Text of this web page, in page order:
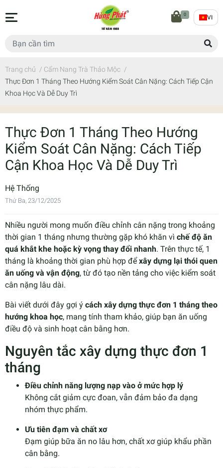
0 VI
Trang chủ / Cẩm Nang Trà Thảo Mộc /
Thực Đơn 1 Tháng Theo Hướng Kiểm Soát Cân Nặng: Cách Tiếp Cận
Khoa Học Và Dễ Duy Trì
Thực Đơn 1 Tháng Theo Hướng
Kiểm Soát Cân Nặng: Cách Tiếp
Cận Khoa Học Và Dễ Duy Trì
Hệ Thống
Thứ Ba, 23/12/2025
Nhiều người mong muốn điều chỉnh cân nặng trong khoảng
thời gian 1 tháng nhưng thường gặp khó khăn vì chế độ ăn
quá khắt khe hoặc kỳ vọng thay đổi nhanh. Trên thực tế, 1
tháng là khoảng thời gian phù hợp đểxây dựng lại thói quen
ăn uống và vận động, từ đó tạo nền tảng cho việc kiểm soát
cân nặng lâu dài.
Bài viết dưới đây gợi ý cách xây dựng thực đơn 1 tháng theo
hướng khoa học, mang tính tham khảo, giúp bạn ăn uống
điều độ và sinh hoạt cân bằng hơn.
Nguyên tắc xây dựng thực đơn 1
tháng
Điều chỉnh năng lượng nạp vào ở mức hợp lý
Không cắt giảm cực đoan, vẫn đảm bảo đa dạng
nhóm thực phẩm.
Ưu tiên đạm và chất xơ
Đạm giúp bữa ăn no lâu hơn, chất xơ giúp khẩu phần
cân bằng.